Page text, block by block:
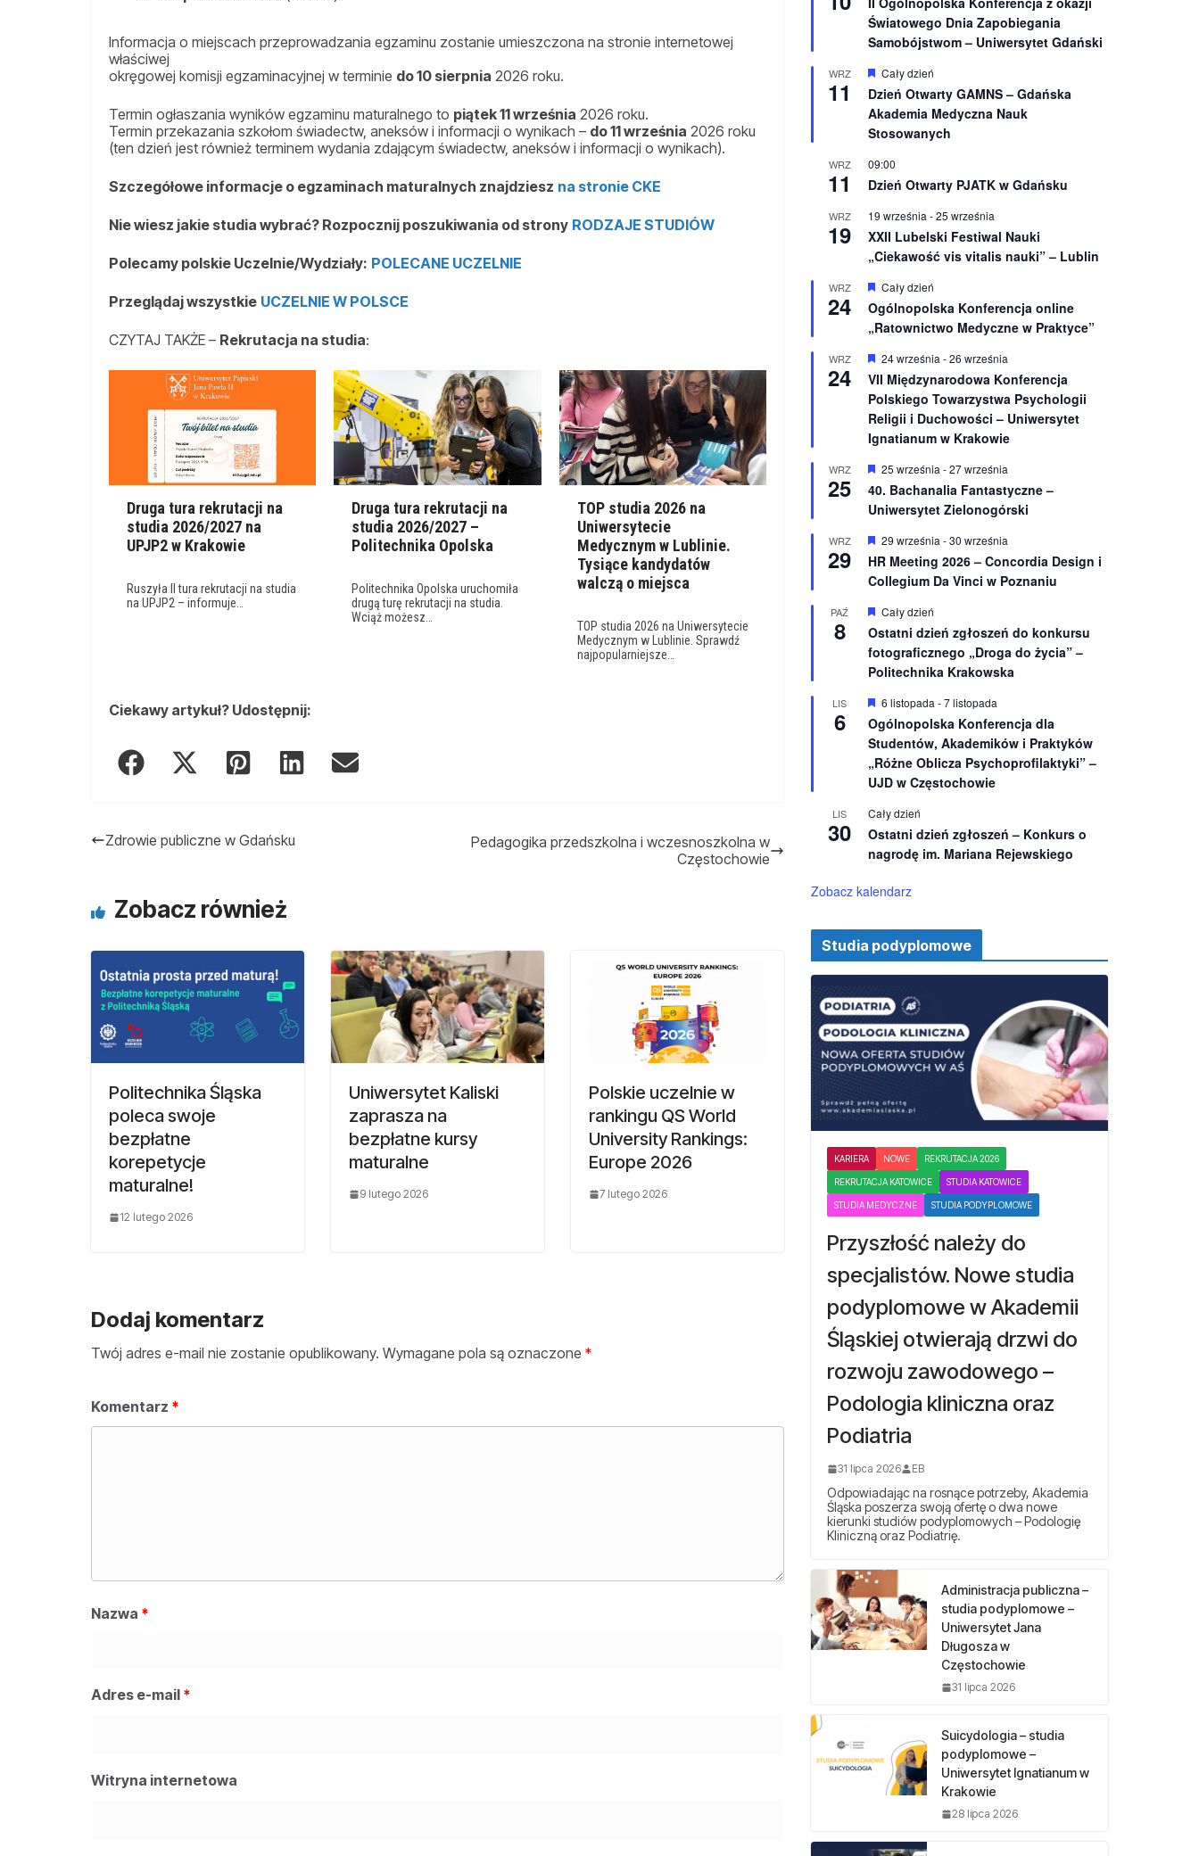
Informacja o miejscach przeprowadzania egzaminu zostanie umieszczona na stronie internetowej
właściwej
okręgowej komisji egzaminacyjnej w terminie do 10 sierpnia 2026 roku.
Termin ogłaszania wyników egzaminu maturalnego to piątek 11 września 2026 roku.
Termin przekazania szkołom świadectw, aneksów i informacji o wynikach – do 11 września 2026 roku
(ten dzień jest również terminem wydania zdającym świadectw, aneksów i informacji o wynikach).
Szczegółowe informacje o egzaminach maturalnych znajdziesz na stronie CKE
Nie wiesz jakie studia wybrać? Rozpocznij poszukiwania od strony RODZAJE STUDIÓW
Polecamy polskie Uczelnie/Wydziały: POLECANE UCZELNIE
Przeglądaj wszystkie UCZELNIE W POLSCE
CZYTAJ TAKŻE – Rekrutacja na studia:
Druga tura rekrutacji na
studia 2026/2027 na
UPJP2 w Krakowie
Ruszyła II tura rekrutacji na studia
na UPJP2 – informuje…
Druga tura rekrutacji na
studia 2026/2027 –
Politechnika Opolska
Politechnika Opolska uruchomiła
drugą turę rekrutacji na studia.
Wciąż możesz…
TOP studia 2026 na
Uniwersytecie
Medycznym w Lublinie.
Tysiące kandydatów
walczą o miejsca
TOP studia 2026 na Uniwersytecie
Medycznym w Lublinie. Sprawdź
najpopularniejsze…
Ciekawy artykuł? Udostępnij:
Zdrowie publiczne w Gdańsku
Pedagogika przedszkolna i wczesnoszkolna w
Częstochowie
Zobacz również
Politechnika Śląska
poleca swoje
bezpłatne
korepetycje
maturalne!
12 lutego 2026
Uniwersytet Kaliski
zaprasza na
bezpłatne kursy
maturalne
9 lutego 2026
Polskie uczelnie w
rankingu QS World
University Rankings:
Europe 2026
7 lutego 2026
Dodaj komentarz
Twój adres e-mail nie zostanie opublikowany. Wymagane pola są oznaczone *
Komentarz *
Nazwa *
Adres e-mail *
Witryna internetowa
r
ó
ż
n
o
n
e
Światowego Dnia Zapobiegania
Samobójstwom – Uniwersytet Gdański
WRZ
11
W
y
r
ó
ż
n
o
n
Cały dzień
Dzień Otwarty GAMNS – Gdańska
Akademia Medyczna Nauk
Stosowanych
WRZ
11
09:00
Dzień Otwarty PJATK w Gdańsku
WRZ
19
19 września -25 września
XXII Lubelski Festiwal Nauki
„Ciekawość vis vitalis nauki” – Lublin
WRZ
24
W
r
ó
n
i
o
n
e
Cały dzień
Ogólnopolska Konferencja online
„Ratownictwo Medyczne w Praktyce”
WRZ
24
W
y
r
ó
ż
n
i
n
e
24 września -26 września
VII Międzynarodowa Konferencja
Polskiego Towarzystwa Psychologii
Religii i Duchowości – Uniwersytet
Ignatianum w Krakowie
WRZ
25
W
r
ó
n
i
o
n
25 września -27 września
40. Bachanalia Fantastyczne –
Uniwersytet Zielonogórski
WRZ
29
W
y
r
ó
n
o
n
e
29 września -30 września
HR Meeting 2026 – Concordia Design i
Collegium Da Vinci w Poznaniu
PAŹ
8
W
r
ó
ż
n
i
o
n
e
Cały dzień
Ostatni dzień zgłoszeń do konkursu
fotograficznego „Droga do życia” –
Politechnika Krakowska
LIS
6
W
r
ó
ż
n
i
n
e
6 listopada -7 listopada
Ogólnopolska Konferencja dla
Studentów, Akademików i Praktyków
„Różne Oblicza Psychoprofilaktyki” –
UJD w Częstochowie
LIS
30
Cały dzień
Ostatni dzień zgłoszeń – Konkurs o
nagrodę im. Mariana Rejewskiego
Zobacz kalendarz
Studia podyplomowe
KARIERA NOWE REKRUTACJA 2026
REKRUTACJA KATOWICE STUDIA KATOWICE
STUDIA MEDYCZNE STUDIA PODYPLOMOWE
Przyszłość należy do
specjalistów. Nowe studia
podyplomowe w Akademii
Śląskiej otwierają drzwi do
rozwoju zawodowego –
Podologia kliniczna oraz
Podiatria
31 lipca 2026 EB
Odpowiadając na rosnące potrzeby, Akademia
Śląska poszerza swoją ofertę o dwa nowe
kierunki studiów podyplomowych – Podologię
Kliniczną oraz Podiatrię.
Administracja publiczna –
studia podyplomowe –
Uniwersytet Jana
Długosza w
Częstochowie
31 lipca 2026
Suicydologia – studia
podyplomowe –
Uniwersytet Ignatianum w
Krakowie
28 lipca 2026